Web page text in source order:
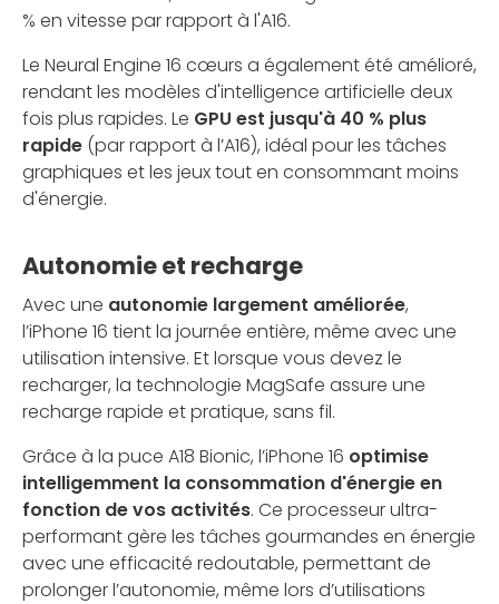
% en vitesse par rapport à l'A16.
Le Neural Engine 16 cœurs a également été amélioré,
rendant les modèles d'intelligence artificielle deux
fois plus rapides. Le GPU est jusqu'à 40 % plus
rapide (par rapport à l’A16), idéal pour les tâches
graphiques et les jeux tout en consommant moins
d'énergie.
Autonomie et recharge
Avec une autonomie largement améliorée,
l’iPhone 16 tient la journée entière, même avec une
utilisation intensive. Et lorsque vous devez le
recharger, la technologie MagSafe assure une
recharge rapide et pratique, sans fil.
Grâce à la puce A18 Bionic, l’iPhone 16 optimise
intelligemment la consommation d'énergie en
fonction de vos activités. Ce processeur ultra-
performant gère les tâches gourmandes en énergie
avec une efficacité redoutable, permettant de
prolonger l’autonomie, même lors d’utilisations